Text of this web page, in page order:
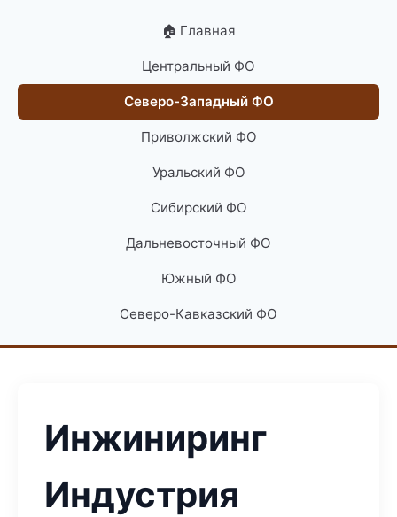
🏠 Главная
Центральный ФО
Северо-Западный ФО
Приволжский ФО
Уральский ФО
Сибирский ФО
Дальневосточный ФО
Южный ФО
Северо-Кавказский ФО
Инжиниринг
Индустрия